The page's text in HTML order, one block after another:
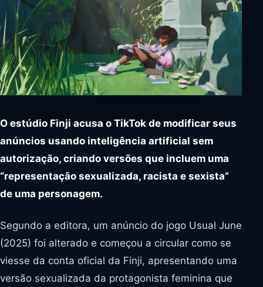
O estúdio Finji acusa o TikTok de modificar seus
anúncios usando inteligência artificial sem
autorização, criando versões que incluem uma
“representação sexualizada, racista e sexista”
de uma personagem.
Segundo a editora, um anúncio do jogo Usual June
(2025) foi alterado e começou a circular como se
viesse da conta oficial da Finji, apresentando uma
versão sexualizada da protagonista feminina que